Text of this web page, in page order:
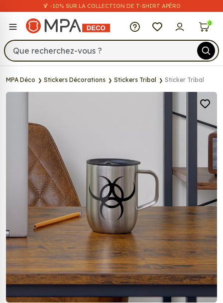
🍹 -10% SUR LA COLLECTION DE T-SHIRT APÉRO
MPA Déco 0
MPA Déco Stickers Décorations Stickers Tribal Sticker Tribal